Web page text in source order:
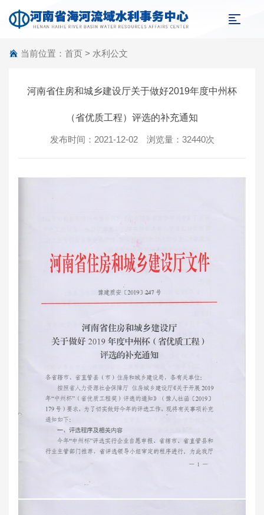
当前位置： 首页 > 水利公文
河南省住房和城乡建设厅关于做好2019年度中州杯
（省优质工程）评选的补充通知
发布时间：2021-12-02 浏览量：32440次